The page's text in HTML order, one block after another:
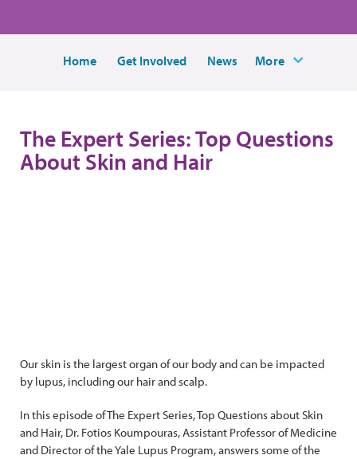
Home Get Involved News More
The Expert Series: Top Questions
About Skin and Hair
Our skin is the largest organ of our body and can be impacted
by lupus, including our hair and scalp.
In this episode of The Expert Series, Top Questions about Skin
and Hair, Dr. Fotios Koumpouras, Assistant Professor of Medicine
and Director of the Yale Lupus Program, answers some of the